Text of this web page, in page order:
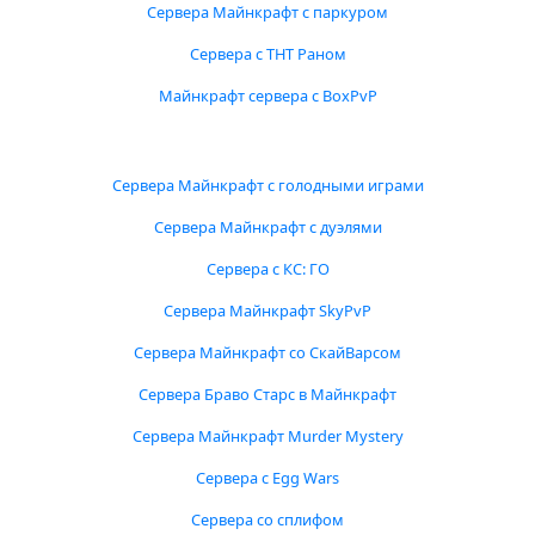
Сервера Майнкрафт с паркуром
Сервера с ТНТ Раном
Майнкрафт сервера с BoxPvP
Сервера Майнкрафт с голодными играми
Сервера Майнкрафт с дуэлями
Сервера с КС: ГО
Сервера Майнкрафт SkyPvP
Сервера Майнкрафт со СкайВарсом
Сервера Браво Старс в Майнкрафт
Сервера Майнкрафт Murder Mystery
Сервера с Egg Wars
Сервера со сплифом